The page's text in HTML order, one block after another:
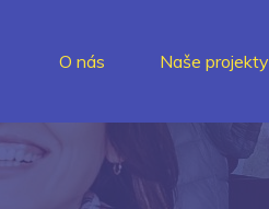
O nás Naše projekty